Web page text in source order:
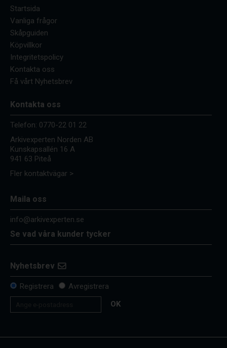
Startsida
Vanliga frågor
Skåpguiden
Köpvillkor
Integritetspolicy
Kontakta oss
Få vårt Nyhetsbrev
Kontakta oss
Telefon: 0770-22 01 22
Arkivexperten Norden AB
Kunskapsallén 16 A
941 63 Piteå
Fler kontaktvägar >
Maila oss
info@arkivexperten.se
Se vad våra kunder tycker
Nyhetsbrev
Registrera
Avregistrera
OK